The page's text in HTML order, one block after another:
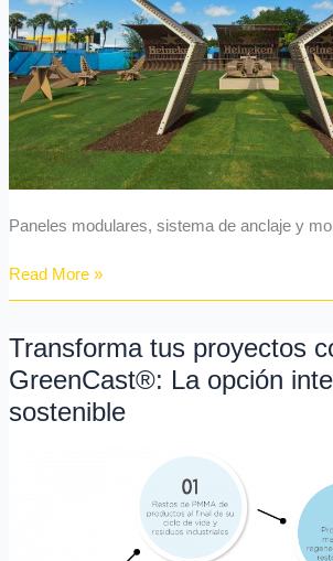
Paneles modulares, sistema de anclaje y
Revoluciona
el
Sector
Read More »
Transforma tus proyectos
GreenCast®: La opción
sostenible
Transforma
tus
proyectos
con